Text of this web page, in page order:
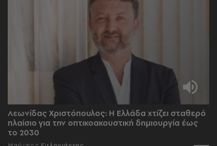
Λεωνίδας Χριστόπουλος: Η Ελλάδα χτίζει σταθερό
πλαίσιο για την οπτικοακουστική δημιουργία έως
το 2030